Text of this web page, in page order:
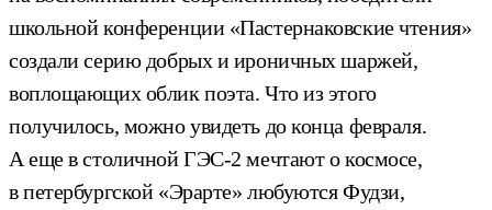
школьной конференции «Пастернаковские чтения»
создали серию добрых и ироничных шаржей,
воплощающих облик поэта. Что из этого
получилось, можно увидеть до конца февраля.
А еще в столичной ГЭС-2 мечтают о космосе,
в петербургской «Эрарте» любуются Фудзи,